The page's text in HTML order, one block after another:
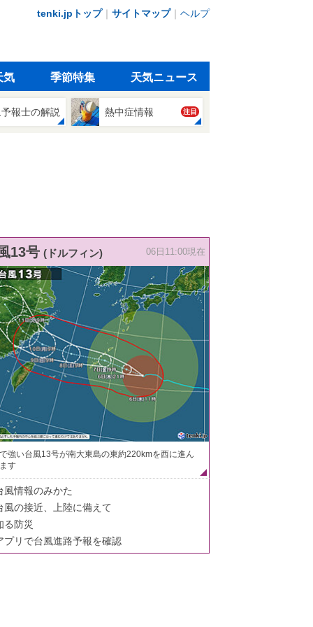
tenki.jpトップ｜ サイトマップ｜ ヘルプ
気 季節特集 天気ニュース
報士の解説 熱中症情報 注目
13号 (ドルフィン) 06日11:00現在
強い台風13号が南大東島の東約220kmを西に進ん
す
風情報のみかた
風の接近、上陸に備えて
る防災
プリで台風進路予報を確認